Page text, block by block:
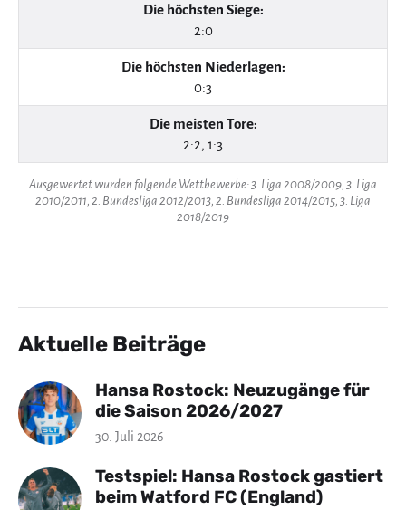
Die höchsten Siege:
2:0
Die höchsten Niederlagen:
0:3
Die meisten Tore:
2:2, 1:3
Ausgewertet wurden folgende Wettbewerbe: 3. Liga 2008/2009, 3. Liga
2010/2011, 2. Bundesliga 2012/2013, 2. Bundesliga 2014/2015, 3. Liga
2018/2019
Aktuelle Beiträge
Hansa Rostock: Neuzugänge für
die Saison 2026/2027
30. Juli 2026
Testspiel: Hansa Rostock gastiert
beim Watford FC (England)